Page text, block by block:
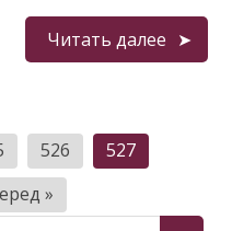
Читать далее
526
527
»